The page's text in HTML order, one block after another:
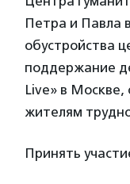
Петра и Павла
обустройства
поддержание
Live» в
жителям
Принять